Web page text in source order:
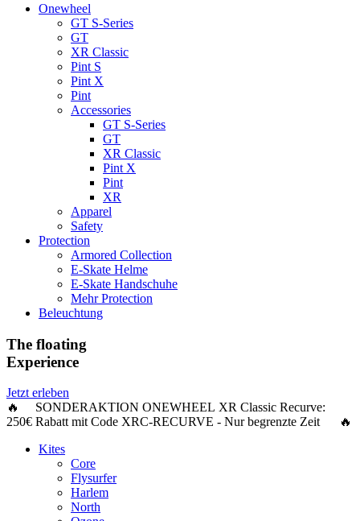
Onewheel
GT S-Series
GT
XR Classic
Pint S
Pint X
Pint
Accessories
GT S-Series
GT
XR Classic
Pint X
Pint
XR
Apparel
Safety
Protection
Armored Collection
E-Skate Helme
E-Skate Handschuhe
Mehr Protection
Beleuchtung
The floating
Experience
Jetzt erleben
🔥 SONDERAKTION ONEWHEEL XR Classic Recurve:
250€ Rabattmit Code XRC-RECURVE - Nur begrenzte Zeit 🔥
Kites
Core
Flysurfer
Harlem
North